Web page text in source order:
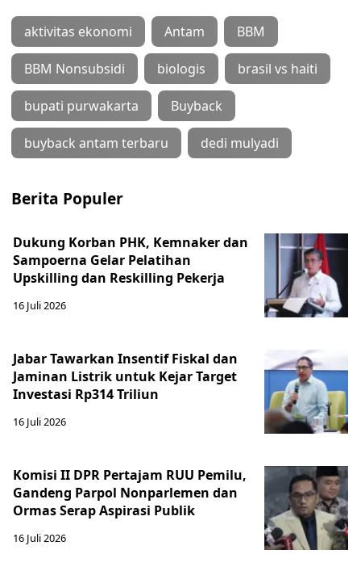
aktivitas ekonomi Antam BBM
BBM Nonsubsidi biologis brasil vs haiti
bupati purwakarta Buyback
buyback antam terbaru dedi mulyadi
Berita Populer
Dukung Korban PHK, Kemnaker dan
Sampoerna Gelar Pelatihan
Upskilling dan Reskilling Pekerja
16 Juli 2026
Jabar Tawarkan Insentif Fiskal dan
Jaminan Listrik untuk Kejar Target
Investasi Rp314 Triliun
16 Juli 2026
Komisi II DPR Pertajam RUU Pemilu,
Gandeng Parpol Nonparlemen dan
Ormas Serap Aspirasi Publik
16 Juli 2026